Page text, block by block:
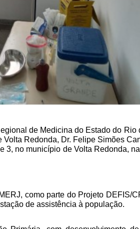
de Medicina do Estado do
Redonda, Dr. Felipe Simões
no município de Volta Redonda,
como parte do Projeto DEFIS/
de assistência à população.